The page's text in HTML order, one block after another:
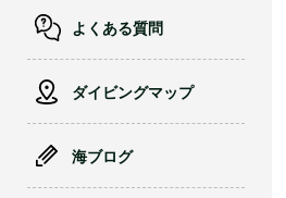
よくある質問
ダイビングマップ
海ブログ